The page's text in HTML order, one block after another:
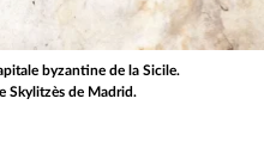
byzantine de la Sicile.
Skylitzès de Madrid.